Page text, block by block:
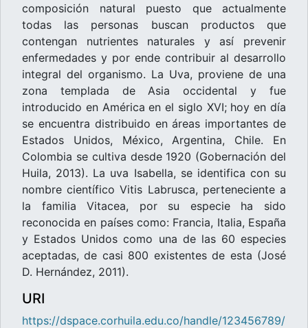
composición natural puesto que actualmente
todas las personas buscan productos que
contengan nutrientes naturales y así prevenir
enfermedades y por ende contribuir al desarrollo
integral del organismo. La Uva, proviene de una
zona templada de Asia occidental y fue
introducido en América en el siglo XVI; hoy en día
se encuentra distribuido en áreas importantes de
Estados Unidos, México, Argentina, Chile. En
Colombia se cultiva desde 1920 (Gobernación del
Huila, 2013). La uva Isabella, se identifica con su
nombre científico Vitis Labrusca, perteneciente a
la familia Vitacea, por su especie ha sido
reconocida en países como: Francia, Italia, España
y Estados Unidos como una de las 60 especies
aceptadas, de casi 800 existentes de esta (José
D. Hernández, 2011).
URI
https://dspace.corhuila.edu.co/handle/123456789/